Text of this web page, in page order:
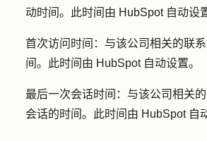
动时间。此时间由 HubSpot 自动设
首次访问时间： 与该公司相关的联
间。此时间由 HubSpot 自动设置。
最后一次会话时间： 与该公司相关
会话的时间。此时间由 HubSpot 自